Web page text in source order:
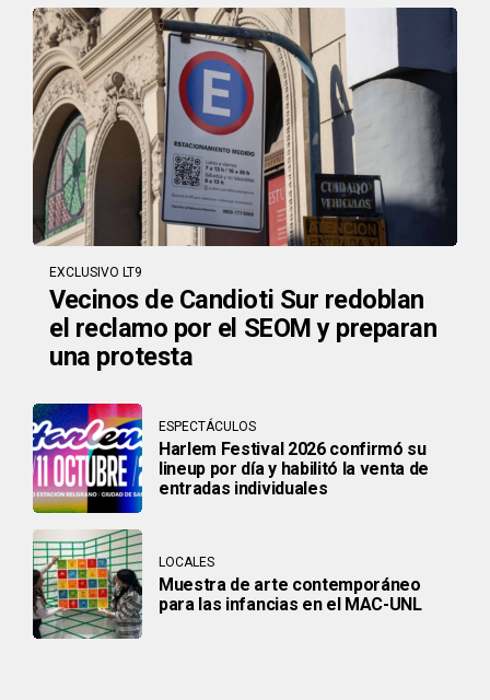
EXCLUSIVO LT9
Vecinos de Candioti Sur redoblan
el reclamo por el SEOM y preparan
una protesta
ESPECTÁCULOS
Harlem Festival 2026 confirmó su
lineup por día y habilitó la venta de
entradas individuales
LOCALES
Muestra de arte contemporáneo
para las infancias en el MAC-UNL